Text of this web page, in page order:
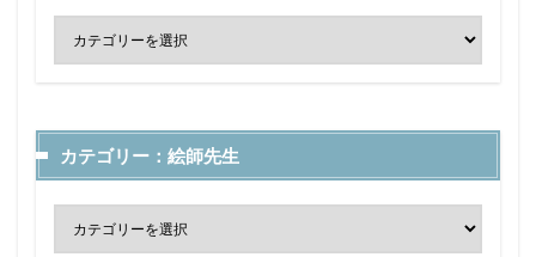
カテゴリー：絵師先生